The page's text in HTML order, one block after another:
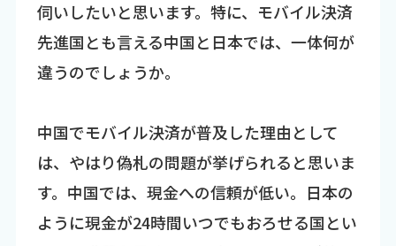
伺いしたいと思います。特に、モバイル決済
先進国とも言える中国と日本では、一体何が
違うのでしょうか。
中国でモバイル決済が普及した理由として
は、やはり偽札の問題が挙げられると思いま
す。中国では、現金への信頼が低い。日本の
ように現金が24時間いつでもおろせる国とい